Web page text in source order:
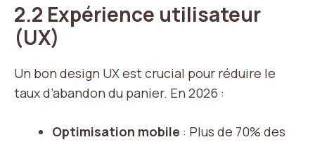
2.2 Expérience utilisateur
(UX)
Un bon design UX est crucial pour réduire le
taux d’abandon du panier. En 2026 :
Optimisation mobile : Plus de 70% des